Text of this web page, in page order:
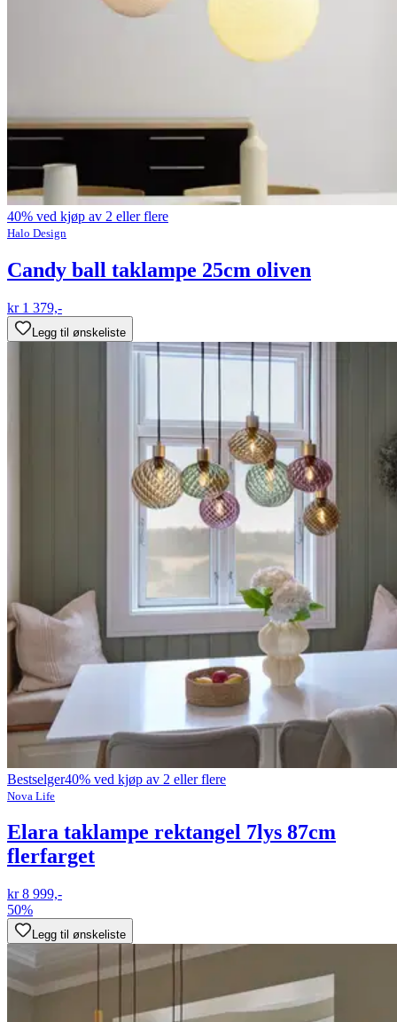
40% ved kjøp av 2 eller flere
Halo Design
Candy ball taklampe 25cm oliven
kr 1 379,-
Legg til ønskeliste
Bestselger40% ved kjøp av 2 eller flere
Nova Life
Elara taklampe rektangel 7lys 87cm
flerfarget
kr 8 999,-
50%
Legg til ønskeliste